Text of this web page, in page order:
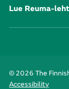
Lue Reuma-
© 2026 The
Accessibility